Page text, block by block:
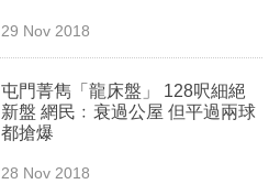
29 Nov 2018
屯門菁雋「龍床盤」 128呎細絕
新盤 網民﹕衰過公屋 但平過兩球
都搶爆
28 Nov 2018